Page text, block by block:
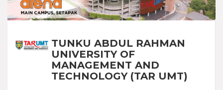
TUNKU ABDUL RAHMAN
UNIVERSITY OF
MANAGEMENT AND
TECHNOLOGY (TAR UMT)